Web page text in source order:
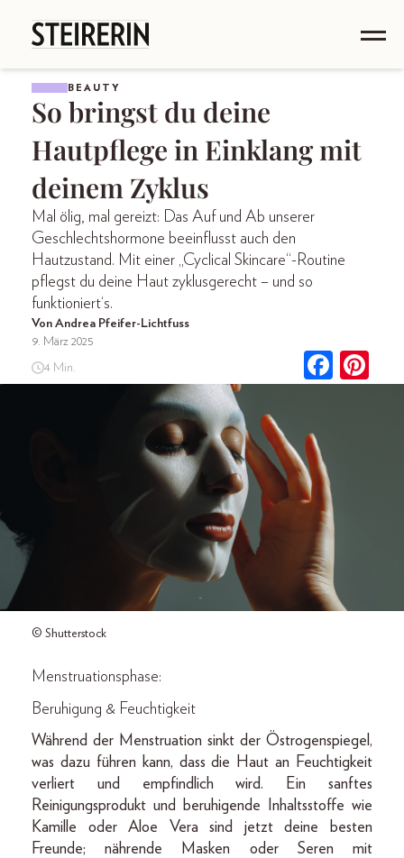
BEAUTY
So bringst du deine
Hautpflege in Einklang mit
deinem Zyklus
Mal ölig, mal gereizt: Das Auf und Ab unserer
Geschlechtshormone beeinflusst auch den
Hautzustand. Mit einer „Cyclical Skincare“-Routine
pflegst du deine Haut zyklusgerecht – und so
funktioniert‘s.
Von Andrea Pfeifer-Lichtfuss
9. März 2025
4 Min.
© Shutterstock
Menstruationsphase:
Beruhigung & Feuchtigkeit
Während der Menstruation sinkt der Östrogenspiegel,
was dazu führen kann, dass die Haut an Feuchtigkeit
verliert und empfindlich wird. Ein sanftes
Reinigungsprodukt und beruhigende Inhaltsstoffe wie
Kamille oder Aloe Vera sind jetzt deine besten
Freunde; nährende Masken oder Seren mit